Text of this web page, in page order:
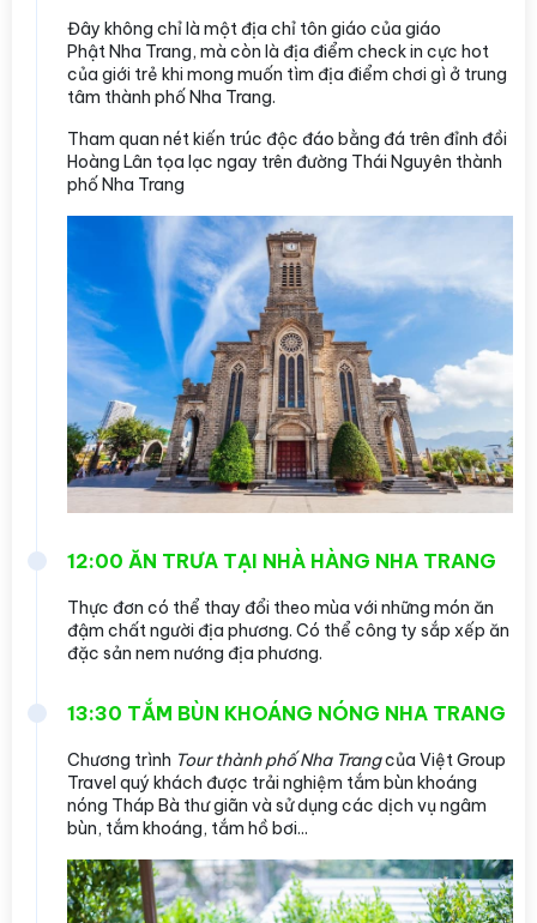
Đây không chỉ là một địa chỉ tôn giáo của giáo
Phật Nha Trang, mà còn là địa điểm check in cực hot
của giới trẻ khi mong muốn tìm địa điểm chơi gì ở trung
tâm thành phố Nha Trang.
Tham quan nét kiến trúc độc đáo bằng đá trên đỉnh đồi
Hoàng Lân tọa lạc ngay trên đường Thái Nguyên thành
phố Nha Trang
12:00 ĂN TRƯA TẠI NHÀ HÀNG NHA TRANG
Thực đơn có thể thay đổi theo mùa với những món ăn
đậm chất người địa phương. Có thể công ty sắp xếp ăn
đặc sản nem nướng địa phương.
13:30 TẮM BÙN KHOÁNG NÓNG NHA TRANG
Chương trình Tour thành phố Nha Trangcủa Việt Group
Travel quý khách được trải nghiệm tắm bùn khoáng
nóng Tháp Bà thư giãn và sử dụng các dịch vụ ngâm
bùn, tắm khoáng, tắm hồ bơi...